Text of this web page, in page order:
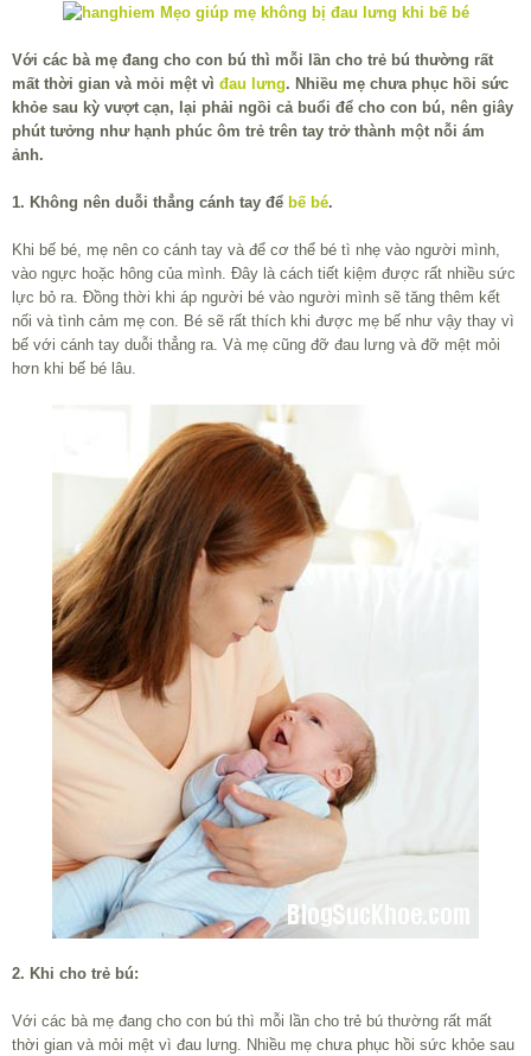
Với các bà mẹ đang cho con bú thì mỗi lần cho trẻ bú thường rất
mất thời gian và mỏi mệt vì đau lưng. Nhiều mẹ chưa phục hồi sức
khỏe sau kỳ vượt cạn, lại phải ngồi cả buổi để cho con bú, nên giây
phút tưởng như hạnh phúc ôm trẻ trên tay trở thành một nỗi ám
ảnh.
1. Không nên duỗi thẳng cánh tay để bế bé.
Khi bế bé, mẹ nên co cánh tay và để cơ thể bé tì nhẹ vào người mình,
vào ngực hoặc hông của mình. Đây là cách tiết kiệm được rất nhiều sức
lực bỏ ra. Đồng thời khi áp người bé vào người mình sẽ tăng thêm kết
nối và tình cảm mẹ con. Bé sẽ rất thích khi được mẹ bế như vậy thay vì
bế với cánh tay duỗi thẳng ra. Và mẹ cũng đỡ đau lưng và đỡ mệt mỏi
hơn khi bế bé lâu.
2. Khi cho trẻ bú:
Với các bà mẹ đang cho con bú thì mỗi lần cho trẻ bú thường rất mất
thời gian và mỏi mệt vì đau lưng. Nhiều mẹ chưa phục hồi sức khỏe sau